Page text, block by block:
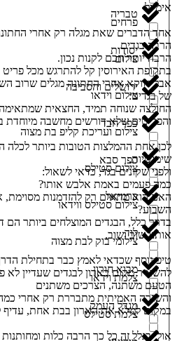
פרחים
צילום
צילום וידאו
צילום ועריכת קליפ בת מצוה
צילום סטילס
צילום סטילס ווידאו
צילומי בוק לבת מצוה
צלמת וידאו
צלמת סטילס
טבריה
יסודות
ירושלים והסביבה
כפר חבד
כפר סבא
כרמיאל
לוד
מבוא חורון
מגדל העמק
אימייל
אחד הדברים שאת מגלה רק אחרי
הרבה בגדים.
הרבה יותר חכם לקנות נכון.
בתקופת האירוסין קל להתרגש מכל
אבל דווקא אחרי החתונה מגלים שרוב
של בגדים:
החולצה שנוחה תמיד, החצאית
והפריטים שלא דורשים מחשבה מיוחדת
לכן אחת ההמלצות הטובות ביותר לכלה
שימושיות.
ולפני שקונים בגד, כדאי לשאול:
כמה פעמים באמת אלבש אותו?
האם הוא מתאים רק להזדמנות מסוימת,
השבוע?
בדרך כלל, הבגדים המוצלחים ביותר
אותנו שוב ושוב.
טיפ נוסף שכדאי לאמץ כבר בתחילת
להשאיר מקום בארון לבגדים שעדיין לא
הטעם משתנה, הצרכים משתנים
והשגרה האמיתית מתבררת רק אחרי
במקום למלא את הארון בבת אחת, עדיף
אולי בגלל זה כל כך הרבה כלות